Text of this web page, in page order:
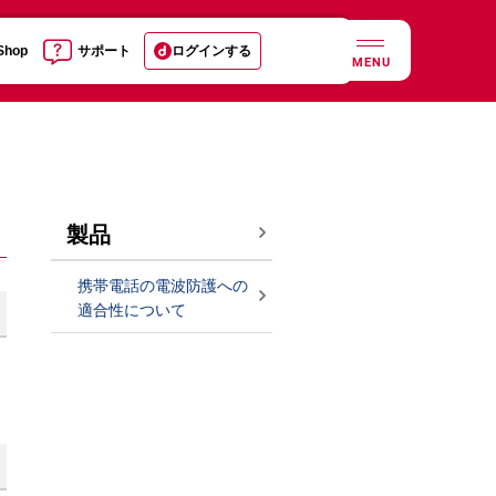
サポート ログインする
MENU
製品
携帯電話の電波防護への
適合性について